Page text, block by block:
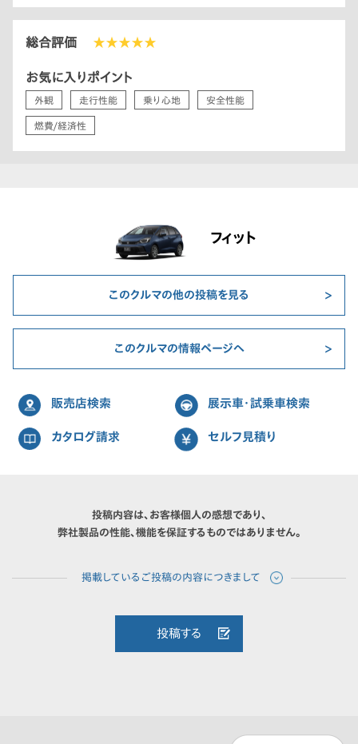
総合評価 ★★★★★
お気に入りポイント
外観 走行性能 乗り心地 安全性能
燃費/経済性
フィット
このクルマの他の投稿を見る
このクルマの情報ページへ
販売店検索 展示車・試乗車検索
カタログ請求 セルフ見積り
投稿内容は、お客様個人の感想であり、
弊社製品の性能、機能を保証するものではありません。
投稿する